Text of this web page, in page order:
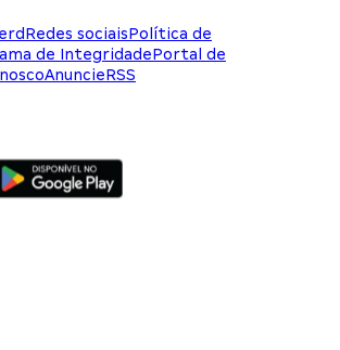
Redes sociaisPolítica de
de IntegridadePortal de
AnuncieRSS